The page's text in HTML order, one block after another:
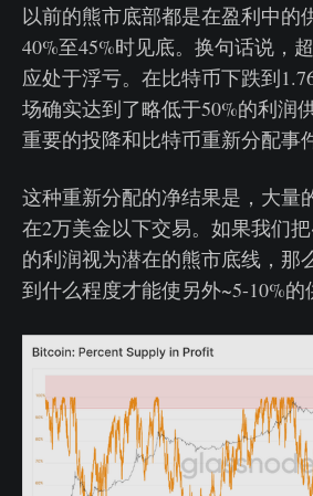
以前的熊市底部都是在盈利中的
40%至45%时见底。换句话说，
应处于浮亏。在比特币下跌到
场确实达到了略低于50%的利润
重要的投降和比特币重新分配事
这种重新分配的净结果是，大量
在2万美金以下交易。如果我们
的利润视为潜在的熊市底线，那
到什么程度才能使另外~5-10%的